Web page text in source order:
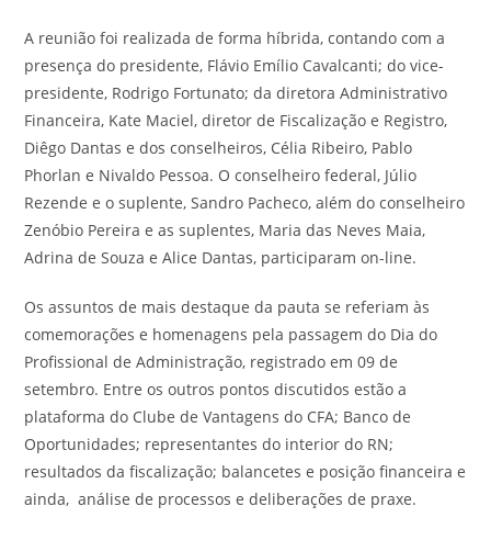
A reunião foi realizada de forma híbrida, contando com a
presença do presidente, Flávio Emílio Cavalcanti; do vice-
presidente, Rodrigo Fortunato; da diretora Administrativo
Financeira, Kate Maciel, diretor de Fiscalização e Registro,
Diêgo Dantas e dos conselheiros, Célia Ribeiro, Pablo
Phorlan e Nivaldo Pessoa. O conselheiro federal, Júlio
Rezende e o suplente, Sandro Pacheco, além do conselheiro
Zenóbio Pereira e as suplentes, Maria das Neves Maia,
Adrina de Souza e Alice Dantas, participaram on-line.
Os assuntos de mais destaque da pauta se referiam às
comemorações e homenagens pela passagem do Dia do
Profissional de Administração, registrado em 09 de
setembro. Entre os outros pontos discutidos estão a
plataforma do Clube de Vantagens do CFA; Banco de
Oportunidades; representantes do interior do RN;
resultados da fiscalização; balancetes e posição financeira e
ainda, análise de processos e deliberações de praxe.